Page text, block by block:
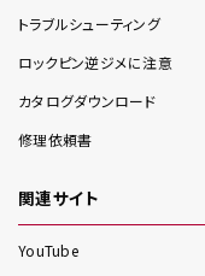
トラブルシューティング
ロックピン逆ジメに注意
カタログダウンロード
修理依頼書
関連サイト
YouTube